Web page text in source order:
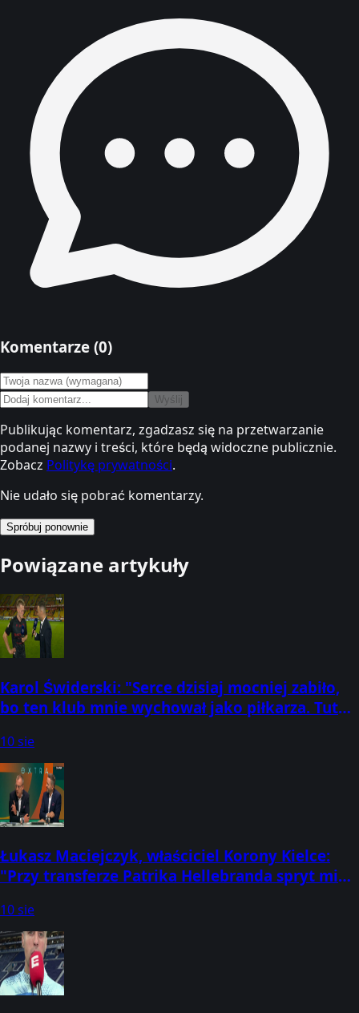
Komentarze (0)
Wyślij
Publikując komentarz, zgadzasz się na przetwarzanie
podanej nazwy i treści, które będą widoczne publicznie.
Zobacz Politykę prywatności.
Nie udało się pobrać komentarzy.
Spróbuj ponownie
Powiązane artykuły
Karol Świderski: "Serce dzisiaj mocniej zabiło,
bo ten klub mnie wychował jako piłkarza. Tutaj
10 sie
Łukasz Maciejczyk, właściciel Korony Kielce:
"Przy transferze Patrika Hellebranda spryt miał
10 sie